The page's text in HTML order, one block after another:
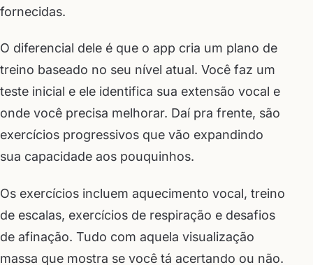
fornecidas.
O diferencial dele é que o app cria um plano de
treino baseado no seu nível atual. Você faz um
teste inicial e ele identifica sua extensão vocal e
onde você precisa melhorar. Daí pra frente, são
exercícios progressivos que vão expandindo
sua capacidade aos pouquinhos.
Os exercícios incluem aquecimento vocal, treino
de escalas, exercícios de respiração e desafios
de afinação. Tudo com aquela visualização
massa que mostra se você tá acertando ou não.